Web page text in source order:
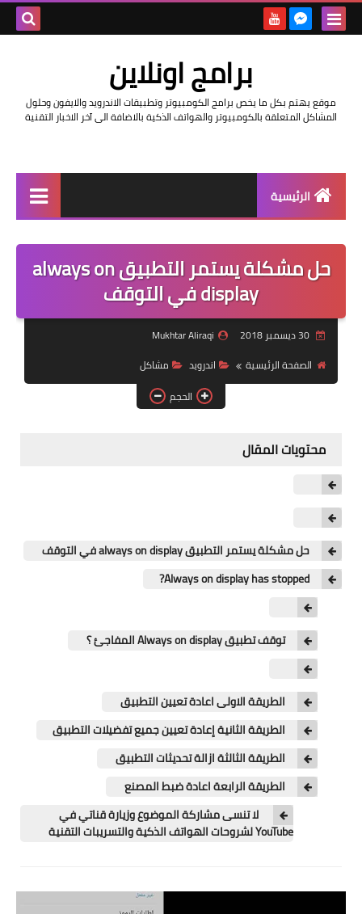
برامج اونلاين
موقع يهتم بكل ما يخص برامج الكومبيوتر وتطبيقات الاندرويد والايفون وحلول
المشاكل المتعلقة بالكومبيوتر والهواتف الذكية بالاضافة الى آخر الاخبار التقنية
الرئيسية
مراجعات
حماية
اندرويد
آيفون
ويندوز
جوجل
فيسبوك
العاب
تطبيقات
العملات الرقمية
حل مشكلة يستمر التطبيق always on
display في التوقف
30 ديسمبر 2018
Mukhtar Aliraqi
الصفحة الرئيسية
اندرويد
مشاكل
الحجم
محتويات المقال
حل مشكلة يستمر التطبيق always on display في التوقف
Always on display has stopped?
توقف تطبيق Always on display المفاجئ ؟
الطريقة الاولى اعادة تعيين التطبيق
الطريقة الثانية إعادة تعيين جميع تفضيلات التطبيق
الطريقة الثالثة ازالة تحديثات التطبيق
الطريقة الرابعة اعادة ضبط المصنع
لا تنسى مشاركة الموضوع وزيارة قناتي في
YouTube لشروحات الهواتف الذكية والتسريبات التقنية